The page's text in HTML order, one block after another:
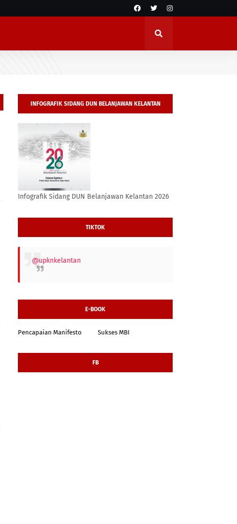
INFOGRAFIK SIDANG DUN BELANJAWAN KELANTAN
2026
Infografik Sidang DUN Belanjawan Kelantan 2026
TIKTOK
@upknkelantan
E-BOOK
Pencapaian Manifesto Sukses MBI
FB